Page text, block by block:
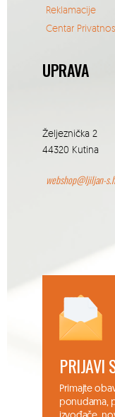
Reklamacije
Centar
UPRAVA
Željeznička 2
44320 Kutina
webshop@ljiljan-
PRIJAVI
Primajte
ponudama,